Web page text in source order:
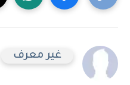
غير معرف